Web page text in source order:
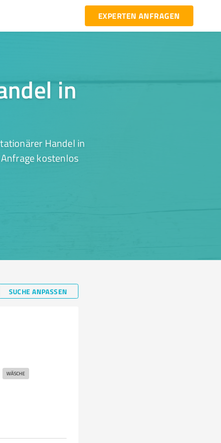
EXPERTEN ANFRAGEN
in
Handel in
kostenlos
SUCHE ANPASSEN
WÄSCHE